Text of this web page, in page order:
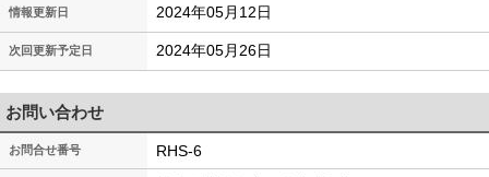
情報更新日 2024年05月12日
次回更新予定日 2024年05月26日
お問い合わせ
お問合せ番号 RHS-6